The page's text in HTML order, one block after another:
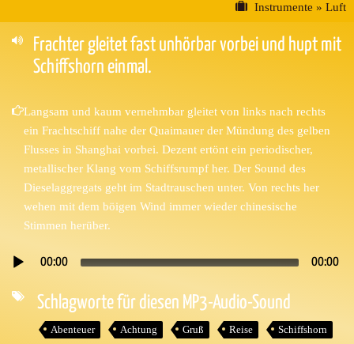
Instrumente » Luft
Frachter gleitet fast unhörbar vorbei und hupt mit
Schiffshorn einmal.
Langsam und kaum vernehmbar gleitet von links nach rechts
ein Frachtschiff nahe der Quaimauer der Mündung des gelben
Flusses in Shanghai vorbei. Dezent ertönt ein periodischer,
metallischer Klang vom Schiffsrumpf her. Der Sound des
Dieselaggregats geht im Stadtrauschen unter. Von rechts her
wehen mit dem böigen Wind immer wieder chinesische
Stimmen herüber.
Audio-
00:00 00:00
Schlagworte für diesen MP3-Audio-Sound
Abenteuer Achtung Gruß Reise Schiffshorn